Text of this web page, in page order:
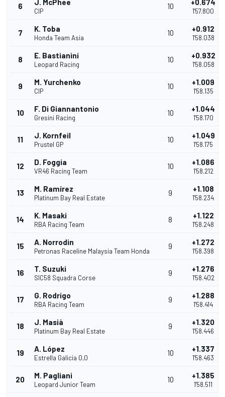
6 J. McPhee
CIP
10 +0.674
1'57.800
7 K. Toba
Honda Team Asia
10 +0.912
1'58.038
8 E. Bastianini
Leopard Racing
10 +0.932
1'58.058
9 M. Yurchenko
CIP
10 +1.009
1'58.135
10 F. Di Giannantonio
Gresini Racing
10 +1.044
1'58.170
11 J. Kornfeil
Prustel GP
10 +1.049
1'58.175
12 D. Foggia
VR46 Racing Team
10 +1.086
1'58.212
13 M. Ramírez
Platinum Bay Real Estate
9 +1.108
1'58.234
14 K. Masaki
RBA Racing Team
8 +1.122
1'58.248
15 A. Norrodin
Petronas Raceline Malaysia Team Honda
9 +1.272
1'58.398
16 T. Suzuki
SIC58 Squadra Corse
9 +1.276
1'58.402
17 G. Rodrigo
RBA Racing Team
9 +1.288
1'58.414
18 J. Masià
Platinum Bay Real Estate
9 +1.320
1'58.446
19 A. López
Estrella Galicia 0,0
10 +1.337
1'58.463
20 M. Pagliani
Leopard Junior Team
10 +1.385
1'58.511